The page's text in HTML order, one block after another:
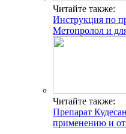
Читайте также:
Инструкция по
Метопролол и
Читайте также:
Препарат
применению и